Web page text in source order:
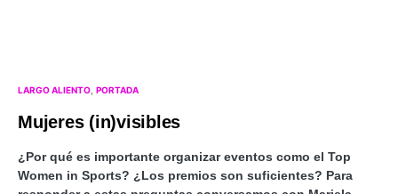
LARGO ALIENTO PORTADA
Mujeres (in)visibles
¿Por qué es importante organizar eventos como el Top
Women in Sports? ¿Los premios son suficientes? Para